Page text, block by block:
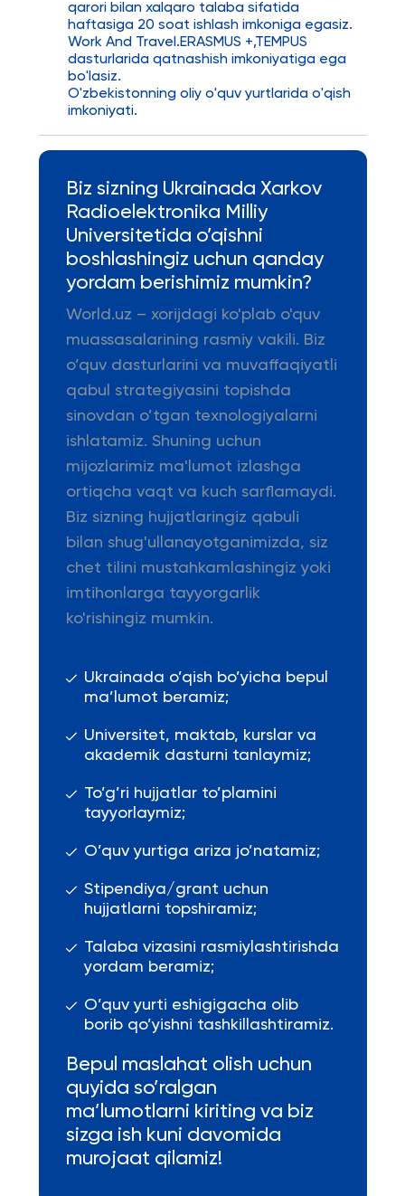
qarori bilan xalqaro talaba sifatida
haftasiga 20 soat ishlash imkoniga egasiz.
Work And Travel.ERASMUS +,TEMPUS
dasturlarida qatnashish imkoniyatiga ega
bo'lasiz.
O'zbekistonning oliy o'quv yurtlarida o'qish
imkoniyati.
Biz sizning Ukrainada Xarkov
Radioelektronika Milliy
Universitetida o’qishni
boshlashingiz uchun qanday
yordam berishimiz mumkin?
World.uz – xorijdagi ko'plab o'quv
muassasalarining rasmiy vakili. Biz
o’quv dasturlarini va muvaffaqiyatli
qabul strategiyasini topishda
sinovdan o’tgan texnologiyalarni
ishlatamiz. Shuning uchun
mijozlarimiz ma'lumot izlashga
ortiqcha vaqt va kuch sarflamaydi.
Biz sizning hujjatlaringiz qabuli
bilan shug'ullanayotganimizda, siz
chet tilini mustahkamlashingiz yoki
imtihonlarga tayyorgarlik
ko'rishingiz mumkin.
Ukrainada o’qish bo’yicha bepul
ma’lumot beramiz;
Universitet, maktab, kurslar va
akademik dasturni tanlaymiz;
To’g’ri hujjatlar to’plamini
tayyorlaymiz;
O’quv yurtiga ariza jo’natamiz;
Stipendiya/grant uchun
hujjatlarni topshiramiz;
Talaba vizasini rasmiylashtirishda
yordam beramiz;
O’quv yurti eshigigacha olib
borib qo’yishni tashkillashtiramiz.
Bepul maslahat olish uchun
quyida so’ralgan
ma’lumotlarni kiriting va biz
sizga ish kuni davomida
murojaat qilamiz!